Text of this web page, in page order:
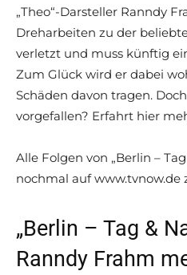
„Theo“-Darsteller Ranndy
Dreharbeiten zu der
verletzt und muss künftig
Zum Glück wird er dabei
Schäden davon tragen.
vorgefallen? Erfahrt hier
Alle Folgen von „Berlin –
nochmal auf www.tvnow.de
„Berlin – Tag &
Ranndy Frahm